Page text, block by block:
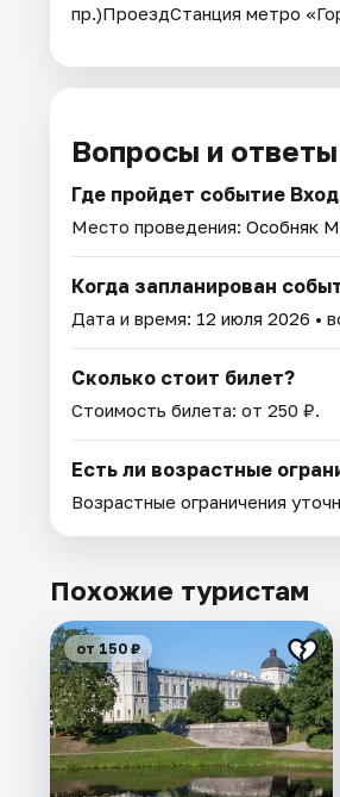
пр.)ПроездСтанция метро
Вопросы и ответы
Где пройдет событие
Место проведения: Особняк
Когда запланирован
Дата и время: 12 июля 2026 •
Сколько стоит билет?
Стоимость билета: от 250 ₽.
Есть ли возрастные
Возрастные ограничения
Похожие туристам
от 150 ₽